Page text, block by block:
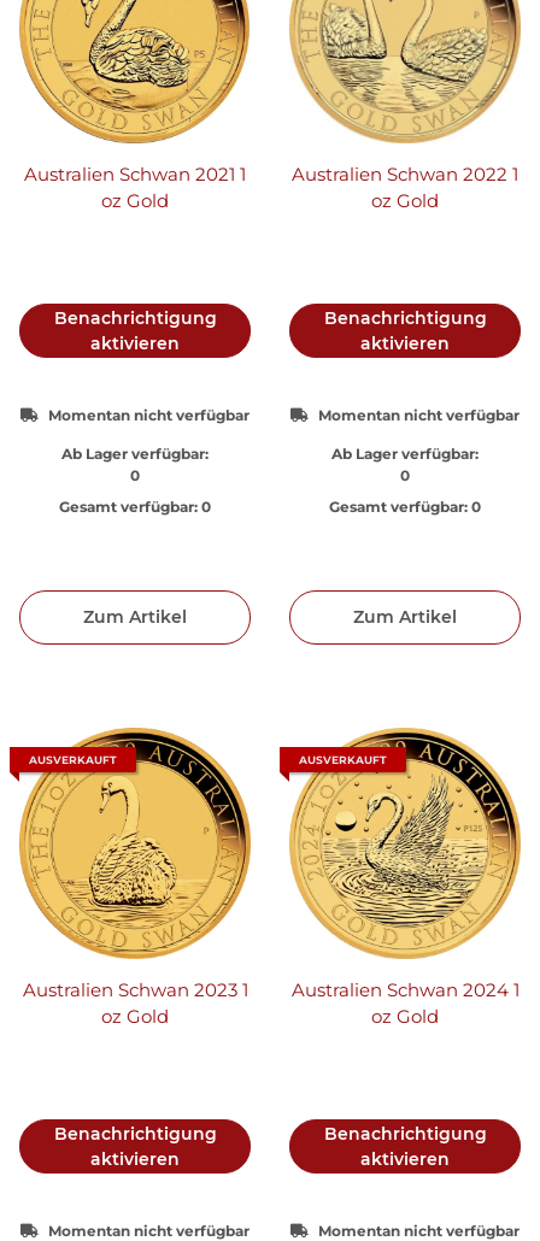
Australien Schwan 2021 1
oz Gold
Benachrichtigung
aktivieren
Momentan nicht verfügbar
Ab Lager verfügbar:
0
Gesamt verfügbar: 0
Zum Artikel
Australien Schwan 2022 1
oz Gold
Benachrichtigung
aktivieren
Momentan nicht verfügbar
Ab Lager verfügbar:
0
Gesamt verfügbar: 0
Zum Artikel
AUSVERKAUFT
Australien Schwan 2023 1
oz Gold
Benachrichtigung
aktivieren
Momentan nicht verfügbar
AUSVERKAUFT
Australien Schwan 2024 1
oz Gold
Benachrichtigung
aktivieren
Momentan nicht verfügbar